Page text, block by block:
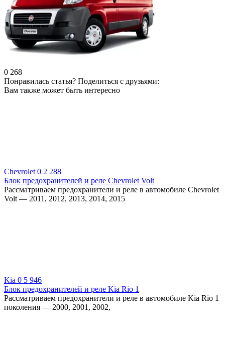
0 268
Понравилась статья? Поделиться с друзьями:
Вам также может быть интересно
Chevrolet 0 2 288
Блок предохранителей и реле Chevrolet Volt
Рассматриваем предохранители и реле в автомобиле Chevrolet
Volt — 2011, 2012, 2013, 2014, 2015
Kia 0 5 946
Блок предохранителей и реле Kia Rio 1
Рассматриваем предохранители и реле в автомобиле Kia Rio 1
поколения — 2000, 2001, 2002,